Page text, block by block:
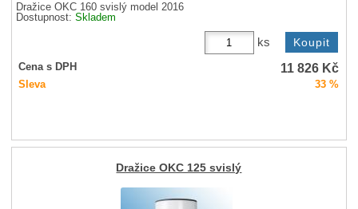
Dražice OKC 160 svislý model 2016
Dostupnost:Skladem
ks
Cena s DPH 11 826 Kč
Sleva 33 %
Dražice OKC 125 svislý